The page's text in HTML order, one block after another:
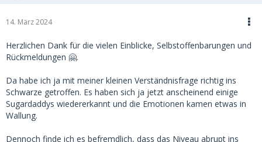
14. März 2024
Herzlichen Dank für die vielen Einblicke, Selbstoffenbarungen und
Rückmeldungen 🤗.
Da habe ich ja mit meiner kleinen Verständnisfrage richtig ins
Schwarze getroffen. Es haben sich ja jetzt anscheinend einige
Sugardaddys wiedererkannt und die Emotionen kamen etwas in
Wallung.
Dennoch finde ich es befremdlich, dass das Niveau abrupt ins